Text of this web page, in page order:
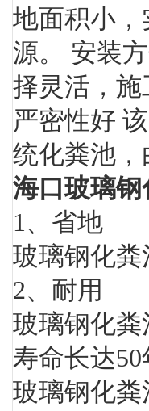
地面积小
源。 安装
择灵活，
严密性好
统化粪池
海口玻璃
1、省地
玻璃钢化
2、耐用
玻璃钢化
寿命长达
玻璃钢化